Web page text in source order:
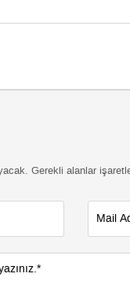
Gerekli alanlar